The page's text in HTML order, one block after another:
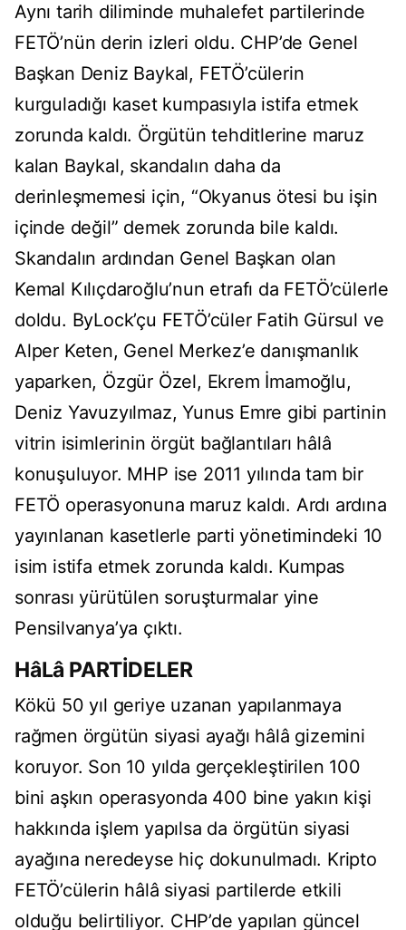
Aynı tarih diliminde muhalefet partilerinde
FETÖ’nün derin izleri oldu. CHP’de Genel
Başkan Deniz Baykal, FETÖ’cülerin
kurguladığı kaset kumpasıyla istifa etmek
zorunda kaldı. Örgütün tehditlerine maruz
kalan Baykal, skandalın daha da
derinleşmemesi için, “Okyanus ötesi bu işin
içinde değil” demek zorunda bile kaldı.
Skandalın ardından Genel Başkan olan
Kemal Kılıçdaroğlu’nun etrafı da FETÖ’cülerle
doldu. ByLock’çu FETÖ’cüler Fatih Gürsul ve
Alper Keten, Genel Merkez’e danışmanlık
yaparken, Özgür Özel, Ekrem İmamoğlu,
Deniz Yavuzyılmaz, Yunus Emre gibi partinin
vitrin isimlerinin örgüt bağlantıları hâlâ
konuşuluyor. MHP ise 2011 yılında tam bir
FETÖ operasyonuna maruz kaldı. Ardı ardına
yayınlanan kasetlerle parti yönetimindeki 10
isim istifa etmek zorunda kaldı. Kumpas
sonrası yürütülen soruşturmalar yine
Pensilvanya’ya çıktı.
HâLâ PARTİDELER
Kökü 50 yıl geriye uzanan yapılanmaya
rağmen örgütün siyasi ayağı hâlâ gizemini
koruyor. Son 10 yılda gerçekleştirilen 100
bini aşkın operasyonda 400 bine yakın kişi
hakkında işlem yapılsa da örgütün siyasi
ayağına neredeyse hiç dokunulmadı. Kripto
FETÖ’cülerin hâlâ siyasi partilerde etkili
olduğu belirtiliyor. CHP’de yapılan güncel